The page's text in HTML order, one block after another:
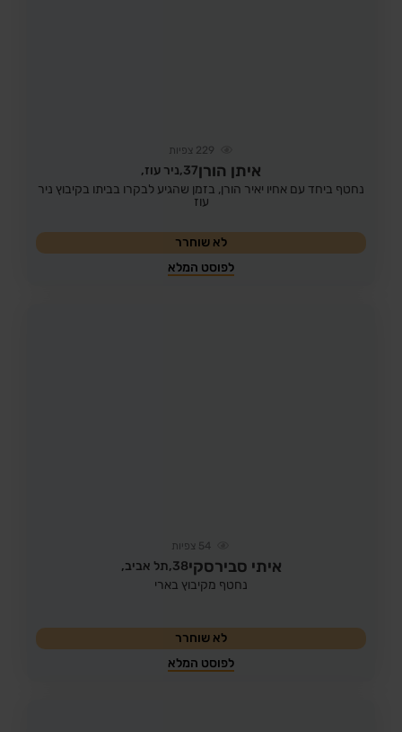
229 צפיות
איתן הורן37, ניר עוז,
נחטף ביחד עם אחיו יאיר הורן, בזמן שהגיע לבקרו בביתו בקיבוץ ניר
עוז
לא שוחרר
לפוסט המלא
54 צפיות
איתי סבירסקי38, תל אביב,
נחטף מקיבוץ בארי
לא שוחרר
לפוסט המלא